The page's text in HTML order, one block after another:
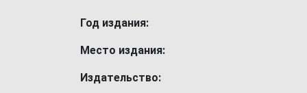
Год издания:
Место издания:
Издательство: